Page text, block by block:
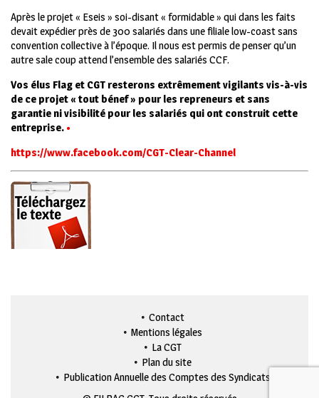
Après le projet « Eseis » soi-disant « formidable » qui dans les faits
devait expédier près de 300 salariés dans une filiale low-coast sans
convention collective à l’époque. Il nous est permis de penser qu’un
autre sale coup attend l’ensemble des salariés CCF.
Vos élus Flag et CGT resterons extrêmement vigilants vis-à-vis
de ce projet « tout bénef » pour les repreneurs et sans
garantie ni visibilité pour les salariés qui ont construit cette
entreprise. •
https://www.facebook.com/CGT-Clear-Channel
Contact
Mentions légales
La CGT
Plan du site
Publication Annuelle des Comptes des Syndicats